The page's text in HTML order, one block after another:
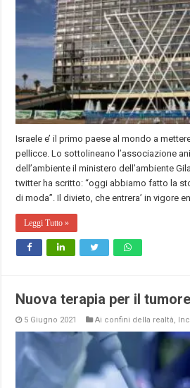
Israele e’ il primo paese al mondo a
pellicce. Lo sottolineano l’associazione
dell’ambiente il ministero dell’ambiente
twitter ha scritto: “oggi abbiamo fatto la
di moda”. Il divieto, che entrera’ in vigore
Leggi Tutto »
Nuova terapia per il
5 Giugno 2021 Ai confini della realtà,